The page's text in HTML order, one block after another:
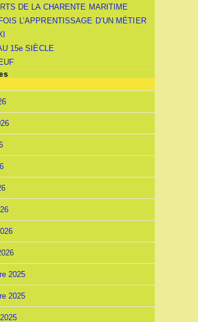
DE LA CHARENTE MARITIME
L’APPRENTISSAGE D’UN MÉTIER
15e SIÈCLE
2025
2025